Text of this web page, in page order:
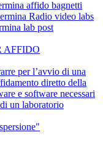
affido bagnetti
Radio video labs
lab post
AFFIDO
per l’avvio di una
diretto della
e software necessari
un laboratorio